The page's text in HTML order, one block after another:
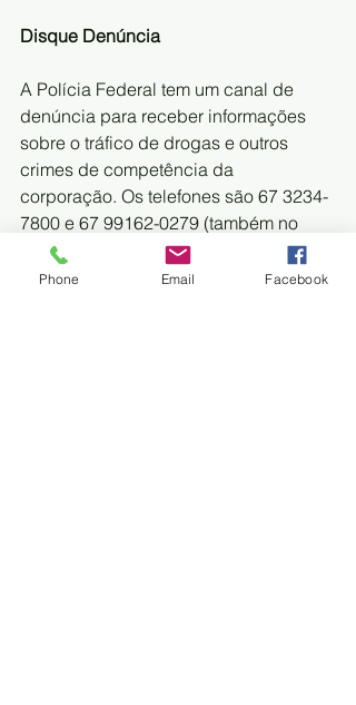
Disque Denúncia
A Polícia Federal tem um canal de
denúncia para receber informações
sobre o tráfico de drogas e outros
crimes de competência da
corporação. Os telefones são 67 3234-
7800 e 67 99162-0279 (também no
aplicativo WhatsApp). O sigilo é
garantido.
Phone Email Facebook